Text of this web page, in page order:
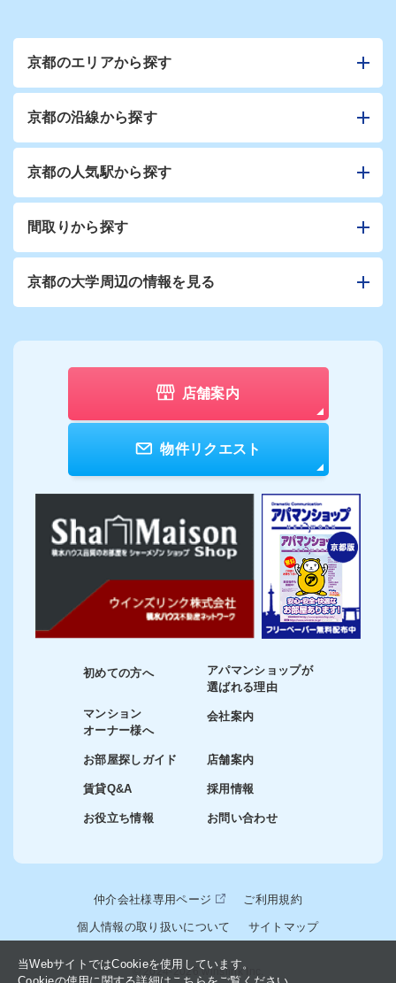
京都のエリアから探す
京都の沿線から探す
京都の人気駅から探す
間取りから探す
京都の大学周辺の情報を見る
店舗案内
物件リクエスト
初めての方へ
マンション
オーナー様へ
お部屋探しガイド
賃貸Q&A
お役立ち情報
アパマンショップが
選ばれる理由
会社案内
店舗案内
採用情報
お問い合わせ
仲介会社様専用ページ ご利用規約
個人情報の取り扱いについて サイトマップ
© 2024-2026 winslink Inc.
当WebサイトではCookieを使用しています。